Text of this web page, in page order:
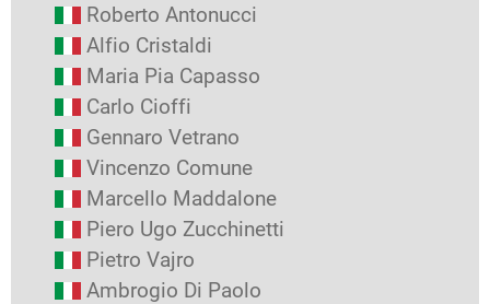
Roberto Antonucci
Alfio Cristaldi
Maria Pia Capasso
Carlo Cioffi
Gennaro Vetrano
Vincenzo Comune
Marcello Maddalone
Piero Ugo Zucchinetti
Pietro Vajro
Ambrogio Di Paolo